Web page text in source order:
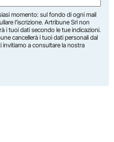
momento: sul fondo di ogni mail
l’iscrizione. Artribune Srl non
i tuoi dati secondo le tue indicazioni.
cancellerà i tuoi dati personali dal
invitiamo a consultare la nostra